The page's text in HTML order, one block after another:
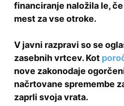
financiranje naložila le,
mest za vse otroke.
V javni razpravi so se
zasebnih vrtcev. Kot
nove zakonodaje
načrtovane spremembe
zaprli svoja vrata.